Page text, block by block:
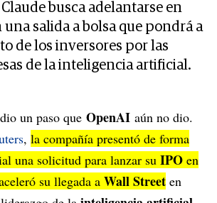
busca adelantarse en
una salida a bolsa que pondrá a
de los inversores por las
de la inteligencia artificial.
dio un paso que OpenAI aún no dio.
, la compañía presentó de forma
una solicitud para lanzar su IPO en
su llegada a Wall Street en